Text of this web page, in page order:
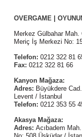
OVERGAME |
Merkez Gülbahar
Meriç İş Merkezi No:
Telefon: 0212 322 81
Fax: 0212 322 81 66
Kanyon Mağaza:
Adres: Büyükdere
Levent / İstanbul
Telefon: 0212 353 55
Akasya Mağaza:
Adres: Acıbadem